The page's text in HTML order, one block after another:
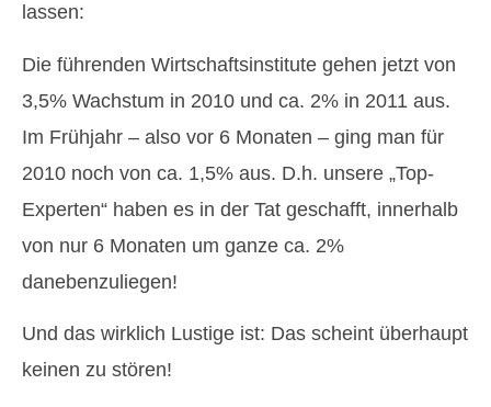
lassen:
Die führenden Wirtschaftsinstitute gehen jetzt von
3,5% Wachstum in 2010 und ca. 2% in 2011 aus.
Im Frühjahr – also vor 6 Monaten – ging man für
2010 noch von ca. 1,5% aus. D.h. unsere „Top-
Experten“ haben es in der Tat geschafft, innerhalb
von nur 6 Monaten um ganze ca. 2%
danebenzuliegen!
Und das wirklich Lustige ist: Das scheint überhaupt
keinen zu stören!